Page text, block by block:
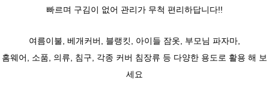
빠르며 구김이 없어 관리가 무척 편리하답니다!!
여름이불, 베개커버, 블랭킷, 아이들 잠옷, 부모님 파자마,
홈웨어, 소품, 의류, 침구, 각종 커버 침장류 등 다양한 용도로 활용 해 보
세요